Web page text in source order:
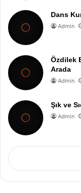
Dans
Admin
Özdilek
Arada
Admin
Şık ve
Admin